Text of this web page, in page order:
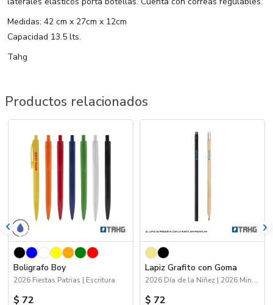
Medidas: 42 cm x 27cm x 12cm
Capacidad 13.5 lts.
Tahg
Productos relacionados
Boligrafo Boy
2026 Fiestas Patrias | Escritura
$ 72
Lapiz Grafito con Goma
2026 Día de la Niñez | 2026 Minería | Escritura
$ 72